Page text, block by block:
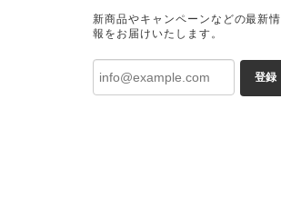
新商品やキャンペーンなどの最新情
報をお届けいたします。
登録